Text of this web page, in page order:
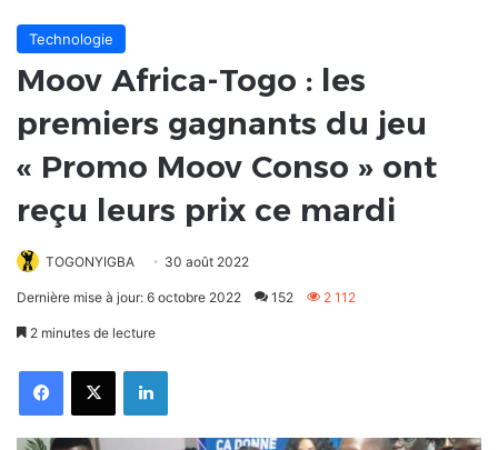
Technologie
Moov Africa-Togo : les
premiers gagnants du jeu
« Promo Moov Conso » ont
reçu leurs prix ce mardi
TOGONYIGBA 30 août 2022
Dernière mise à jour: 6 octobre 2022 152 2 112
2 minutes de lecture
FacebookX Linkedin